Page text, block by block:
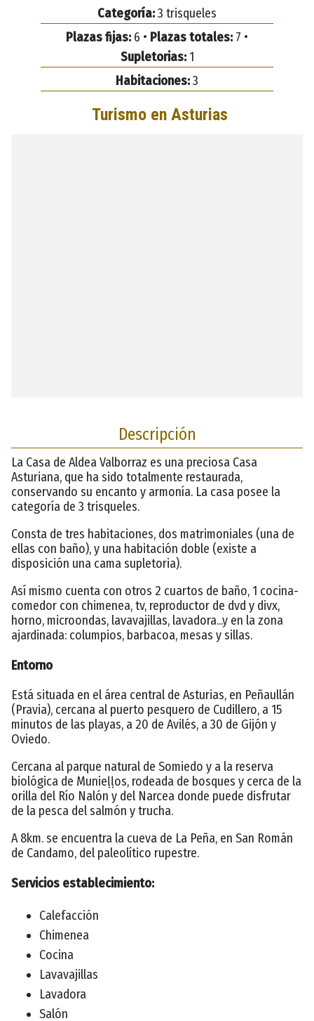
Categoría:3 trisqueles
Plazas fijas: 6 • Plazas totales: 7 •
Supletorias:1
Habitaciones:3
Descripción
La Casa de Aldea Valborraz es una preciosa Casa
Asturiana, que ha sido totalmente restaurada,
conservando su encanto y armonía. La casa posee la
categoría de 3 trisqueles.
Consta de tres habitaciones, dos matrimoniales (una de
ellas con baño), y una habitación doble (existe a
disposición una cama supletoria).
Así mismo cuenta con otros 2 cuartos de baño, 1 cocina-
comedor con chimenea, tv, reproductor de dvd y divx,
horno, microondas, lavavajillas, lavadora...y en la zona
ajardinada: columpios, barbacoa, mesas y sillas.
Entorno
Está situada en el área central de Asturias, en Peñaullán
(Pravia), cercana al puerto pesquero de Cudillero, a 15
minutos de las playas, a 20 de Avilés, a 30 de Gijón y
Oviedo.
Cercana al parque natural de Somiedo y a la reserva
biológica de Munieḷḷos, rodeada de bosques y cerca de la
orilla del Río Nalón y del Narcea donde puede disfrutar
de la pesca del salmón y trucha.
A 8km. se encuentra la cueva de La Peña, en San Román
de Candamo, del paleolítico rupestre.
Servicios establecimiento:
Calefacción
Chimenea
Cocina
Lavavajillas
Lavadora
Salón